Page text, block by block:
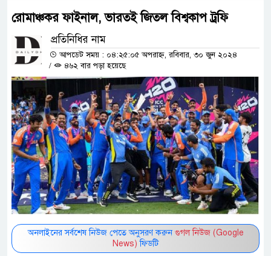
রোমাঞ্চকর ফাইনাল, ভারতই জিতল বিশ্বকাপ ট্রফি
প্রতিনিধির নাম
আপডেট সময় : ০৪:২৫:০৫ অপরাহ্ন, রবিবার, ৩০ জুন ২০২৪
/
৪৬২ বার পড়া হয়েছে
অনলাইনের সর্বশেষ নিউজ পেতে অনুসরণ করুন গুগল নিউজ (Google
News) ফিডটি